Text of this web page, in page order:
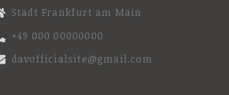
Stadt Frankfurt am Main
+49 000 00000000
davofficialsite@gmail.com